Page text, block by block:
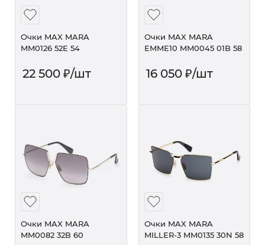
Очки MAX MARA
MM0126 52E 54
22 500 ₽/шт
Очки MAX MARA
EMME10 MM0045 01B 58
16 050₽/шт
Очки MAX MARA
MM0082 32B 60
Очки MAX MARA
MILLER-3 MM0135 30N 58